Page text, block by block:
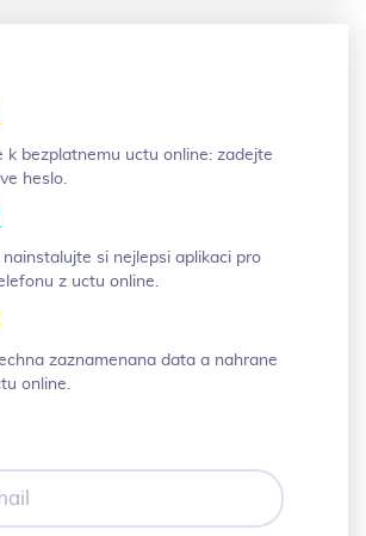
k bezplatnemu uctu online: zadejte
heslo.
si nejlepsi aplikaci pro
z uctu online.
zaznamenana data a nahrane
online.